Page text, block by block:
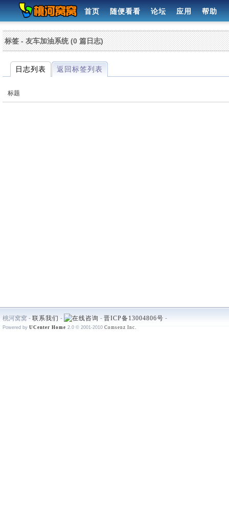
首页 随便看看 论坛 应用 帮助
标签 - 友车加油系统 (0 篇日志)
日志列表 返回标签列表
标题
桃河窝窝 - 联系我们 - - 晋ICP备13004806号 -
Powered by UCenter Home 2.0 © 2001-2010 Comsenz Inc.